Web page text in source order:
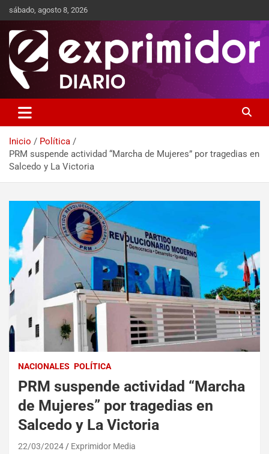
sábado, agosto 8, 2026
Exprimidor media
Inicio
Política
PRM suspende actividad “Marcha de Mujeres” por tragedias en
Salcedo y La Victoria
NACIONALES POLÍTICA
PRM suspende actividad “Marcha
de Mujeres” por tragedias en
Salcedo y La Victoria
22/03/2024 Exprimidor Media